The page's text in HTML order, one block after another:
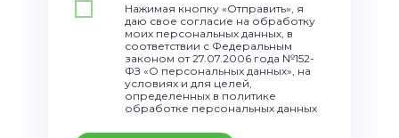
Нажимая кнопку «Отправить», я
даю свое согласие на обработку
моих персональных данных, в
соответствии с Федеральным
законом от 27.07.2006 года №152-
ФЗ «О персональных данных», на
условиях и для целей,
определенных в политике
обработке персональных данных